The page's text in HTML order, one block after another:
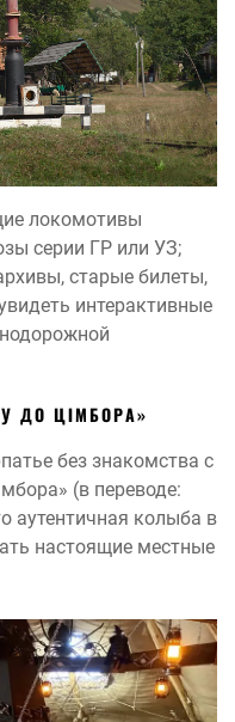
локомотивы
серии ГР или УЗ;
старые билеты,
интерактивные
ДО ЦІМБОРА»
без знакомства с
(в переводе:
аутентичная колыба в
настоящие местные